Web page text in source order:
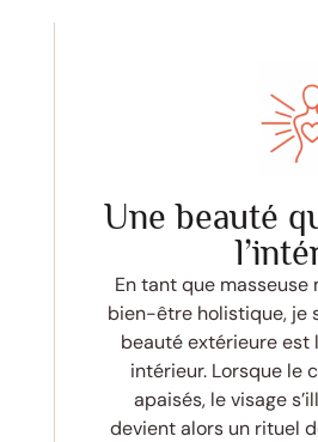
Une beauté
En tant que
bien-être holistique, je
beauté extérieure
intérieur. Lorsque le
apaisés, le visage
devient alors un rituel